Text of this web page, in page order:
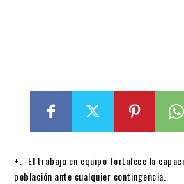
+. -El trabajo en equipo fortalece la
población ante cualquier contingencia.